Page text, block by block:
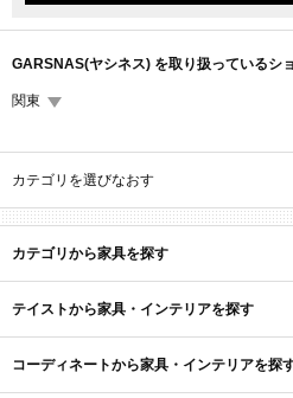
GARSNAS(ヤシネス) を取り扱っているシ
関東
カテゴリを選びなおす
カテゴリから家具を探す
テイストから家具・インテリアを探す
コーディネートから家具・インテリアを探